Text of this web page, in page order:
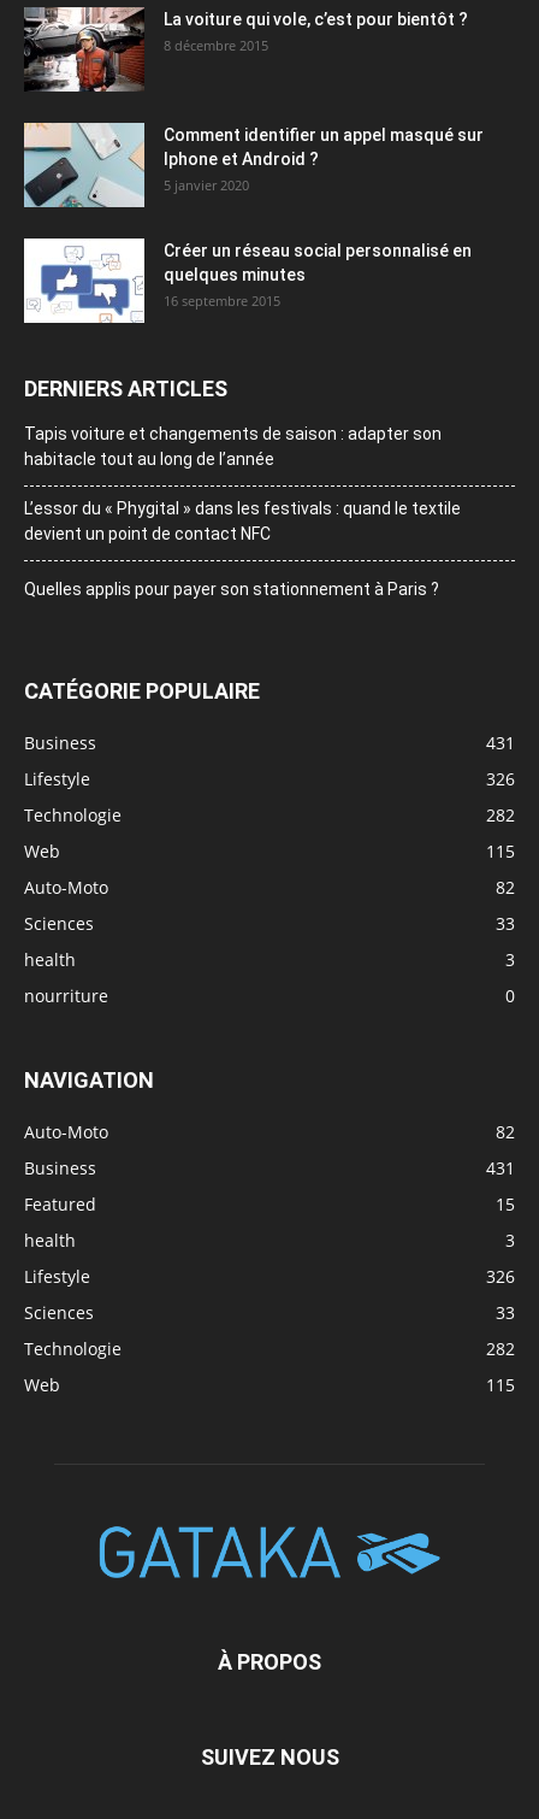
La voiture qui vole, c’est pour bientôt ?
8 décembre 2015
Comment identifier un appel masqué sur
Iphone et Android ?
5 janvier 2020
Créer un réseau social personnalisé en
quelques minutes
16 septembre 2015
DERNIERS ARTICLES
Tapis voiture et changements de saison : adapter son
habitacle tout au long de l’année
L’essor du « Phygital » dans les festivals : quand le textile
devient un point de contact NFC
Quelles applis pour payer son stationnement à Paris ?
CATÉGORIE POPULAIRE
Business
431
Lifestyle
326
Technologie
282
Web
115
Auto-Moto
82
Sciences
33
health
3
nourriture
0
NAVIGATION
Auto-Moto
82
Business
431
Featured
15
health
3
Lifestyle
326
Sciences
33
Technologie
282
Web
115
À PROPOS
SUIVEZ NOUS